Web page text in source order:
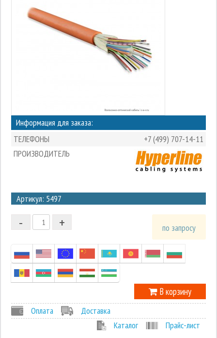
Информация для заказа:
ТЕЛЕФОНЫ
+7 (499) 707-14-11
ПРОИЗВОДИТЕЛЬ
Артикул: 5497
2
1
-1
+
- по запросу
В корзину
Оплата
Доставка
Каталог
Прайс-лист